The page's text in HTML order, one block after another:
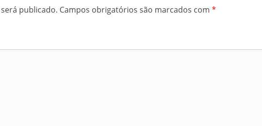
publicado. Campos obrigatórios são marcados com *